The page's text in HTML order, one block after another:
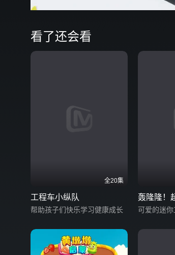
看了还会看
全20集
工程车小纵队
帮助孩子们快乐学习健康成长
轰隆隆！
可爱的迷